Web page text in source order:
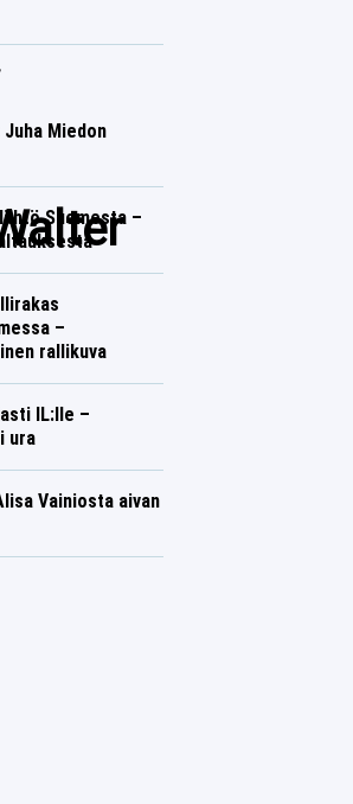
Miedon
Suomesta –
–
rallikuva
IL:lle –
ura
Vainiosta aivan